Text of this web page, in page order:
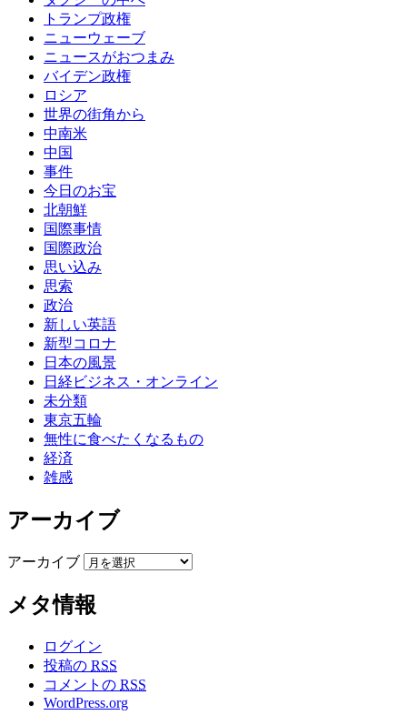
トランプ政権
ニューウェーブ
ニュースがおつまみ
バイデン政権
ロシア
世界の街角から
中南米
中国
事件
今日のお宝
北朝鮮
国際事情
国際政治
思い込み
思索
政治
新しい英語
新型コロナ
日本の風景
日経ビジネス・オンライン
未分類
東京五輪
無性に食べたくなるもの
経済
雑感
アーカイブ
アーカイブ
メタ情報
ログイン
投稿の RSS
コメントの RSS
WordPress.org